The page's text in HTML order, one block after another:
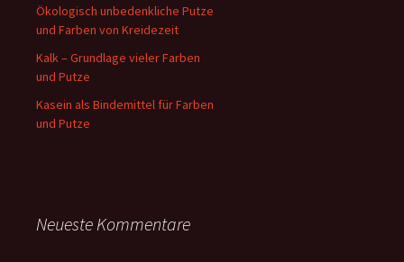
Ökologisch unbedenkliche Putze
und Farben von Kreidezeit
Kalk – Grundlage vieler Farben
und Putze
Kasein als Bindemittel für Farben
und Putze
Neueste Kommentare